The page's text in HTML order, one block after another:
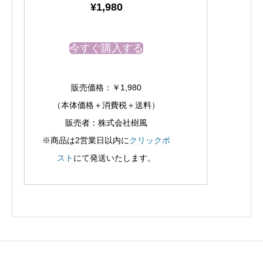
¥1,980
今すぐ購入する
販売価格：￥1,980
（本体価格＋消費税＋送料）
販売者：株式会社樹風
※商品は2営業日以内にクリックポ
スト にて発送いたします。